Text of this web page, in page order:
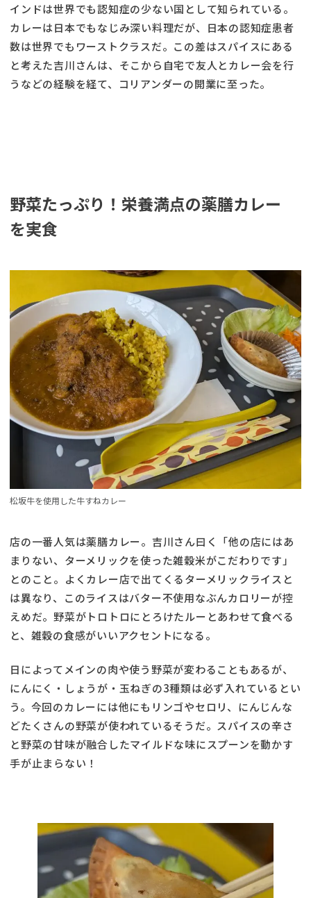
インドは世界でも認知症の少ない国として知られている。
カレーは日本でもなじみ深い料理だが、日本の認知症患者
数は世界でもワーストクラスだ。この差はスパイスにある
と考えた吉川さんは、そこから自宅で友人とカレー会を行
うなどの経験を経て、コリアンダーの開業に至った。
野菜たっぷり！栄養満点の薬膳カレー
を実食
松坂牛を使用した牛すねカレー
店の一番人気は薬膳カレー。吉川さん曰く「他の店にはあ
まりない、ターメリックを使った雑穀米がこだわりです」
とのこと。よくカレー店で出てくるターメリックライスと
は異なり、このライスはバター不使用なぶんカロリーが控
えめだ。野菜がトロトロにとろけたルーとあわせて食べる
と、雑穀の食感がいいアクセントになる。
日によってメインの肉や使う野菜が変わることもあるが、
にんにく・しょうが・玉ねぎの3種類は必ず入れているとい
う。今回のカレーには他にもリンゴやセロリ、にんじんな
どたくさんの野菜が使われているそうだ。スパイスの辛さ
と野菜の甘味が融合したマイルドな味にスプーンを動かす
手が止まらない！